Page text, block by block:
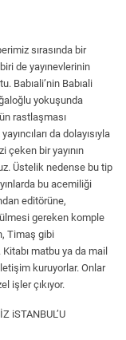
sırasında bir
de yayınevlerinin
Babıali’nin Babıali
yokuşunda
rastlaşması
da dolayısıyla
çeken bir yayının
Üstelik nedense bu tip
bu acemiliği
editörüne,
gereken komple
Timaş gibi
matbu ya da mail
kuruyorlar. Onlar
işler çıkıyor.
iSTANBUL’U